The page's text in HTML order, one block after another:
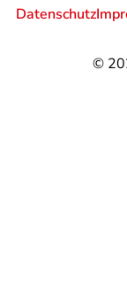
©
Datenschutz